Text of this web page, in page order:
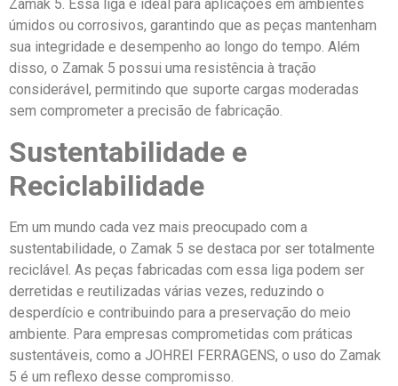
Zamak 5. Essa liga é ideal para aplicações em ambientes
úmidos ou corrosivos, garantindo que as peças mantenham
sua integridade e desempenho ao longo do tempo. Além
disso, o Zamak 5 possui uma resistência à tração
considerável, permitindo que suporte cargas moderadas
sem comprometer a precisão de fabricação.
Sustentabilidade e
Reciclabilidade
Em um mundo cada vez mais preocupado com a
sustentabilidade, o Zamak 5 se destaca por ser totalmente
reciclável. As peças fabricadas com essa liga podem ser
derretidas e reutilizadas várias vezes, reduzindo o
desperdício e contribuindo para a preservação do meio
ambiente. Para empresas comprometidas com práticas
sustentáveis, como a JOHREI FERRAGENS, o uso do Zamak
5 é um reflexo desse compromisso.